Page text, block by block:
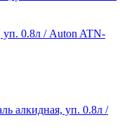
0.8л / Auton ATN-